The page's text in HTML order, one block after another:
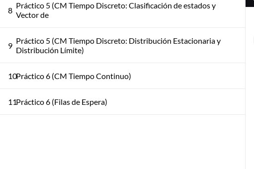
8 Práctico 5 (CM Tiempo Discreto: Clasificación de estados y
Vector de
9 Práctico 5 (CM Tiempo Discreto: Distribución Estacionaria y
Distribución Límite)
10Práctico 6 (CM Tiempo Continuo)
11Práctico 6 (Filas de Espera)